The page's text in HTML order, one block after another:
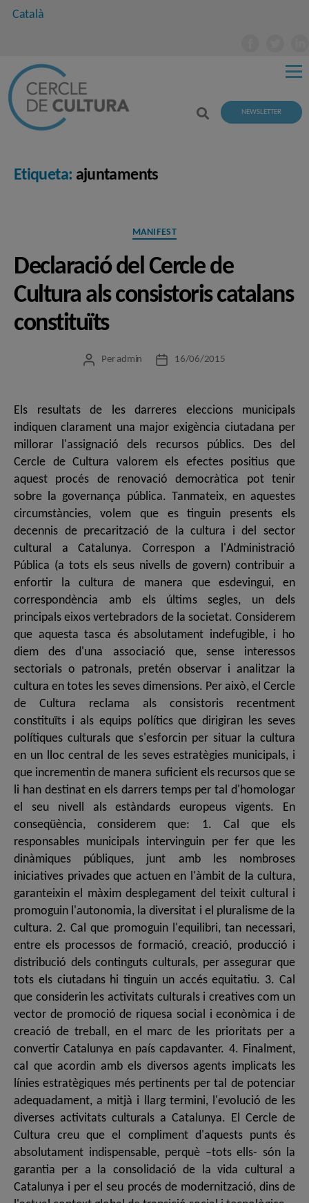
Català
NEWSLETTER
Etiqueta: ajuntaments
Categories
MANIFEST
Declaració del Cercle de
Cultura als consistoris catalans
constituïts
Autor
Per admin
Data16/06/2015
Els resultats de les darreres eleccions municipals
indiquen clarament una major exigència ciutadana per
millorar l'assignació dels recursos públics. Des del
Cercle de Cultura valorem els efectes positius que
aquest procés de renovació democràtica pot tenir
sobre la governança pública. Tanmateix, en aquestes
circumstàncies, volem que es tinguin presents els
decennis de precarització de la cultura i del sector
cultural a Catalunya. Correspon a l'Administració
Pública (a tots els seus nivells de govern) contribuir a
enfortir la cultura de manera que esdevingui, en
correspondència amb els últims segles, un dels
principals eixos vertebradors de la societat. Considerem
que aquesta tasca és absolutament indefugible, i ho
diem des d'una associació que, sense interessos
sectorials o patronals, pretén observar i analitzar la
cultura en totes les seves dimensions. Per això, el Cercle
de Cultura reclama als consistoris recentment
constituïts i als equips polítics que dirigiran les seves
polítiques culturals que s'esforcin per situar la cultura
en un lloc central de les seves estratègies municipals, i
que incrementin de manera suficient els recursos que se
li han destinat en els darrers temps per tal d'homologar
el seu nivell als estàndards europeus vigents. En
conseqüència, considerem que: 1. Cal que els
responsables municipals intervinguin per fer que les
dinàmiques públiques, junt amb les nombroses
iniciatives privades que actuen en l'àmbit de la cultura,
garanteixin el màxim desplegament del teixit cultural i
promoguin l'autonomia, la diversitat i el pluralisme de la
cultura. 2. Cal que promoguin l'equilibri, tan necessari,
entre els processos de formació, creació, producció i
distribució dels continguts culturals, per assegurar que
tots els ciutadans hi tinguin un accés equitatiu. 3. Cal
que considerin les activitats culturals i creatives com un
vector de promoció de riquesa social i econòmica i de
creació de treball, en el marc de les prioritats per a
convertir Catalunya en país capdavanter. 4. Finalment,
cal que acordin amb els diversos agents implicats les
línies estratègiques més pertinents per tal de potenciar
adequadament, a mitjà i llarg termini, l'evolució de les
diverses activitats culturals a Catalunya. El Cercle de
Cultura creu que el compliment d'aquests punts és
absolutament indispensable, perquè –tots ells- són la
garantia per a la consolidació de la vida cultural a
Catalunya i per el seu procés de modernització, dins de